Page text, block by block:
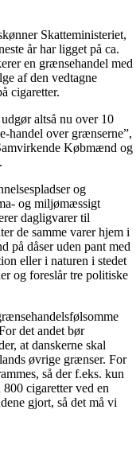
Skatteministeriet,
år har ligget på ca.
en grænsehandel med
af den vedtagne
cigaretter.
altså nu over 10
handel over grænserne”,
Købmænd og
og
og miljømæssigt
dagligvarer til
de samme varer hjem i
på dåser uden pant med
eller i naturen i stedet
og foreslår tre politiske
det andet bør
at danskerne skal
øvrige grænser. For
så der f.eks. kun
cigaretter ved en
gjort, så det må vi